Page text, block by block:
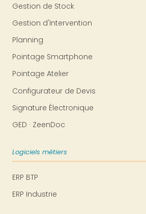
Gestion de Stock
Gestion d'Intervention
Planning
Pointage Smartphone
Pointage Atelier
Configurateur de Devis
Signature Électronique
GED · ZeenDoc
Logiciels métiers
ERP BTP
ERP Industrie